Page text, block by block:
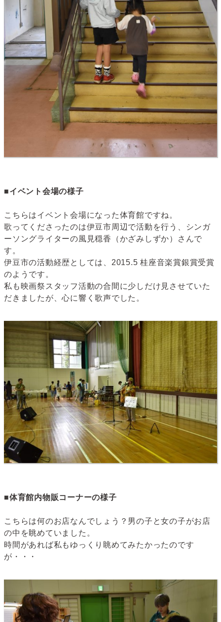
■イベント会場の様子
こちらはイベント会場になった体育館ですね。
歌ってくださったのは伊豆市周辺で活動を行う、シンガ
ーソングライターの風見穏香（かざみしずか）さんで
す。
伊豆市の活動経歴としては、2015.5 桂座音楽賞銀賞受賞
のようです。
私も映画祭スタッフ活動の合間に少しだけ見させていた
だきましたが、心に響く歌声でした。
■体育館内物販コーナーの様子
こちらは何のお店なんでしょう？男の子と女の子がお店
の中を眺めていました。
時間があれば私もゆっくり眺めてみたかったのです
が・・・